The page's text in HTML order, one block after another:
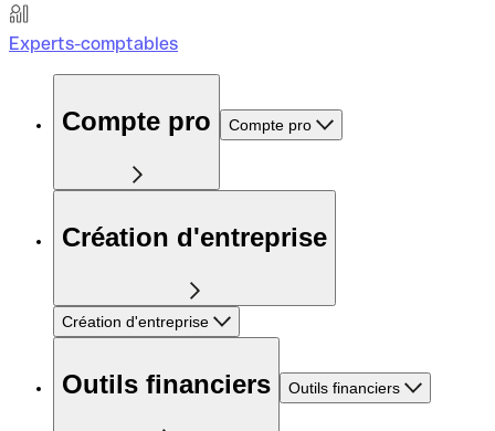
Experts-comptables
Compte pro Compte pro
Création d'entreprise
Création d'entreprise
Outils financiers Outils financiers